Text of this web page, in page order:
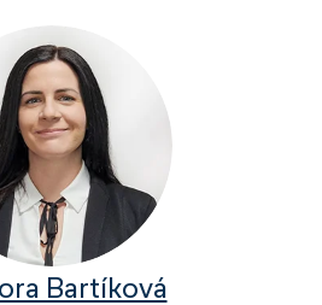
Bartíková